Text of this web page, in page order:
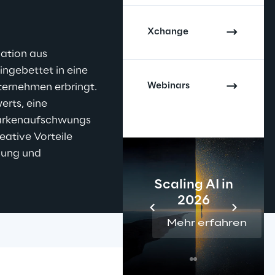
Xchange
Webinars
Scaling AI in
2026
Mehr erfahren
aus
in eine
erbringt.
eine
Vorteile
und